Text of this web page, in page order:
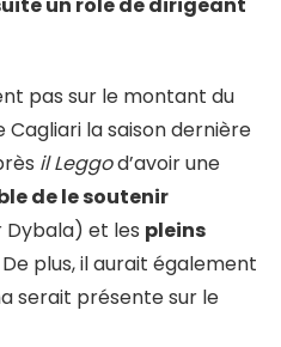
un role de dirigeant
pas sur le montant du
Cagliari la saison dernière
il Leggod’avoir une
de le soutenir
Dybala) et les pleins
De plus, il aurait également
serait présente sur le